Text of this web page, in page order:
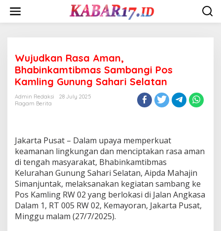
content
Wujudkan Rasa Aman,
Bhabinkamtibmas Sambangi Pos
Kamling Gunung Sahari Selatan
Admin Redaksi
28 July 2025
Ragam Berita
Jakarta Pusat – Dalam upaya memperkuat
keamanan lingkungan dan menciptakan rasa aman
di tengah masyarakat, Bhabinkamtibmas
Kelurahan Gunung Sahari Selatan, Aipda Mahajin
Simanjuntak, melaksanakan kegiatan sambang ke
Pos Kamling RW 02 yang berlokasi di Jalan Angkasa
Dalam 1, RT 005 RW 02, Kemayoran, Jakarta Pusat,
Minggu malam (27/7/2025).